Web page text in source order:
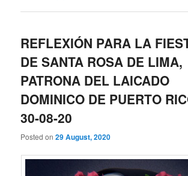
REFLEXIÓN PARA LA
DE SANTA ROSA DE LIMA,
PATRONA DEL LAICADO
DOMINICO DE PUERTO
30-08-20
Posted on29 August, 2020